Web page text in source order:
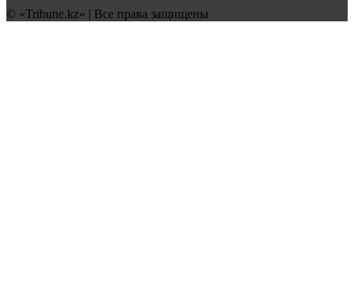
© «Tribune.kz» | Все права защищены